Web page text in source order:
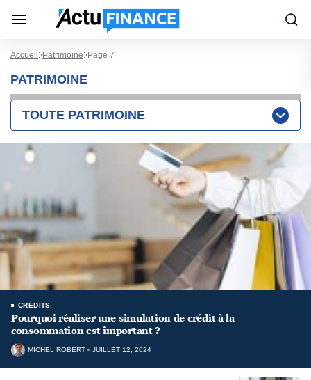
Accueil Patrimoine Page 7
PATRIMOINE
TOUTE PATRIMOINE
CRÉDITS
Pourquoi réaliser une simulation de crédit à la
consommation est important ?
MICHEL ROBERT JUILLET 12, 2024